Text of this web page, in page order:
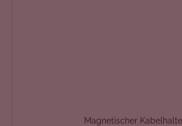
Magnetischer